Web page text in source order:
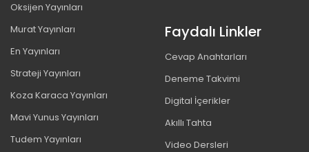
Oksijen Yayınları
Murat Yayınları
En Yayınları
Strateji Yayınları
Koza Karaca Yayınları
Mavi Yunus Yayınları
Tudem Yayınları
Faydalı Linkler
Cevap Anahtarları
Deneme Takvimi
Digital İçerikler
Akıllı Tahta
Video Dersleri